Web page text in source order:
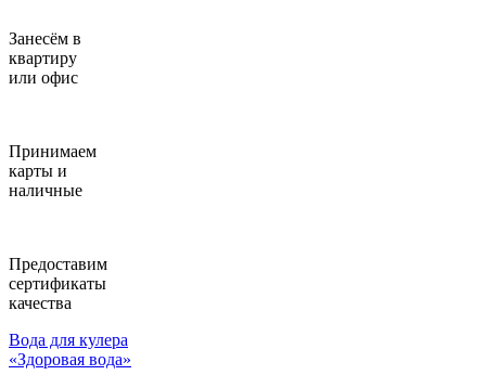
Занесём в
квартиру
или офис
Принимаем
карты и
наличные
Предоставим
сертификаты
качества
Вода для кулера
«Здоровая вода»